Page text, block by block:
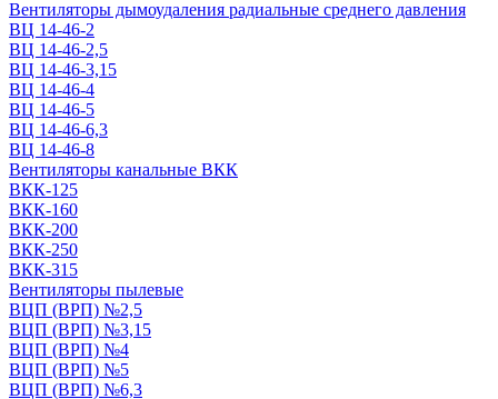
Вентиляторы дымоудаления радиальные среднего давления
ВЦ 14-46-2
ВЦ 14-46-2,5
ВЦ 14-46-3,15
ВЦ 14-46-4
ВЦ 14-46-5
ВЦ 14-46-6,3
ВЦ 14-46-8
Вентиляторы канальные ВКК
ВКК-125
ВКК-160
ВКК-200
ВКК-250
ВКК-315
Вентиляторы пылевые
ВЦП (ВРП) №2,5
ВЦП (ВРП) №3,15
ВЦП (ВРП) №4
ВЦП (ВРП) №5
ВЦП (ВРП) №6,3